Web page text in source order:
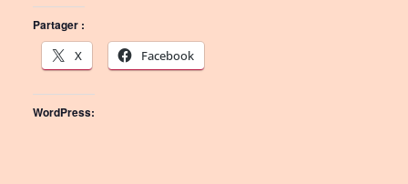
Partager :
X
Facebook
WordPress: